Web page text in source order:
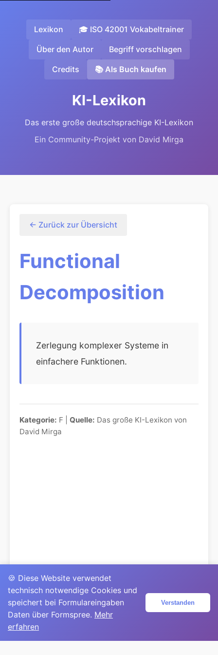
Lexikon 🎓 ISO 42001 Vokabeltrainer
Über den Autor Begriff vorschlagen
Credits 📚 Als Buch kaufen
KI-Lexikon
Das erste große deutschsprachige KI-Lexikon
Ein Community-Projekt von David Mirga
← Zurück zur Übersicht
Functional
Decomposition
Zerlegung komplexer Systeme in
einfachere Funktionen.
Kategorie: F | Quelle: Das große KI-Lexikon von
David Mirga
🍪 Diese Website verwendet
technisch notwendige Cookies und
speichert bei Formulareingaben
Daten über Formspree. Mehr
erfahren
Verstanden